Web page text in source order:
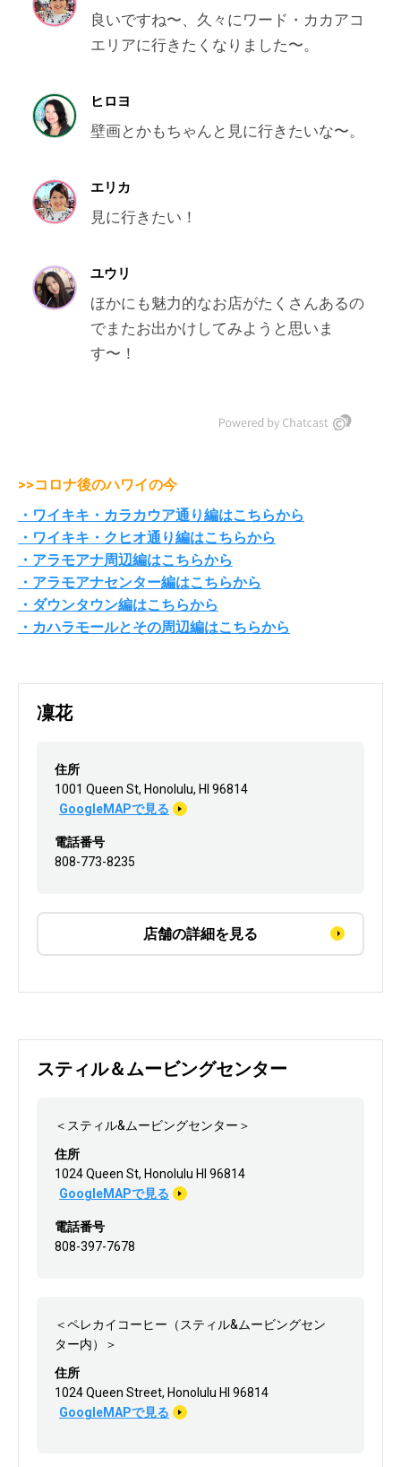
>>コロナ後のハワイの今
・ワイキキ・カラカウア通り編はこちらから
・ワイキキ・クヒオ通り編はこちらから
・アラモアナ周辺編はこちらから
・アラモアナセンター編はこちらから
・ダウンタウン編はこちらから
・カハラモールとその周辺編はこちらから
凜花
住所
1001 Queen St, Honolulu, HI 96814
GoogleMAPで見る
電話番号
808-773-8235
店舗の詳細を見る
スティル＆ムービングセンター
＜スティル&ムービングセンター＞
住所
1024 Queen St, Honolulu HI 96814
GoogleMAPで見る
電話番号
808-397-7678
＜ペレカイコーヒー（スティル&ムービングセン
ター内）＞
住所
1024 Queen Street, Honolulu HI 96814
GoogleMAPで見る